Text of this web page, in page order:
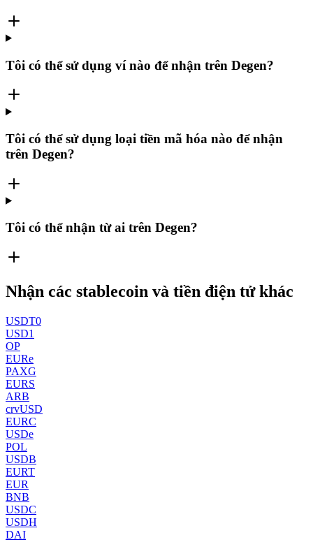
Tôi có thể sử dụng ví nào để nhận trên Degen?
Tôi có thể sử dụng loại tiền mã hóa nào để nhận
trên Degen?
Tôi có thể nhận từ ai trên Degen?
Nhận các stablecoin và tiền điện tử khác
USDT0
USD1
OP
EURe
PAXG
EURS
ARB
crvUSD
EURC
USDe
POL
USDB
EURT
EUR
BNB
USDC
USDH
DAI